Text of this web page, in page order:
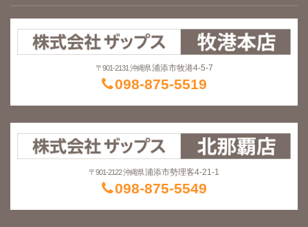
〒901-2131 沖縄県 浦添市牧港4-5-7
098-875-5519
〒901-2122 沖縄県浦添市勢理客4-21-1
098-875-5549